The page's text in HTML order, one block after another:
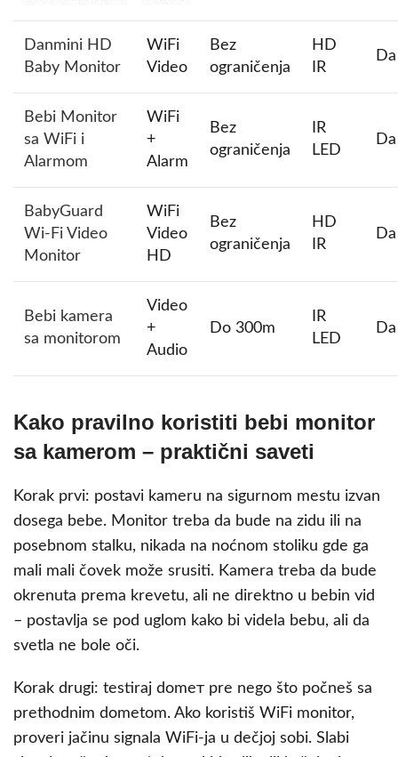
Danmini HD
Baby Monitor
WiFi
Video
Bez
ograničenja
HD
IR
Da
Bebi Monitor
sa WiFi i
Alarmom
WiFi
+
Alarm
Bez
ograničenja
IR
LED
Da
BabyGuard
Wi-Fi Video
Monitor
WiFi
Video
HD
Bez
ograničenja
HD
IR
Da
Bebi kamera
sa monitorom
Video
+
Audio
Do 300m
IR
LED
Da
Kako pravilno koristiti bebi monitor
sa kamerom – praktični saveti
Korak prvi: postavi kameru na sigurnom mestu izvan
dosega bebe. Monitor treba da bude na zidu ili na
posebnom stalku, nikada na noćnom stoliku gde ga
mali mali čovek može srusiti. Kamera treba da bude
okrenuta prema krevetu, ali ne direktno u bebin vid
– postavlja se pod uglom kako bi videla bebu, ali da
svetla ne bole oči.
Korak drugi: testiraj domeт pre nego što počneš sa
prethodnim dometom. Ako koristiš WiFi monitor,
proveri jačinu signala WiFi-ja u dečjoj sobi. Slabi